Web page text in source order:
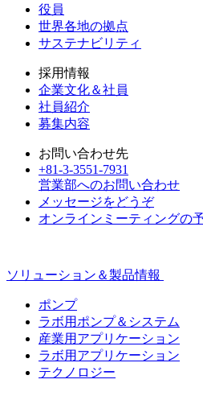
役員
世界各地の拠点
サステナビリティ
採用情報
企業文化＆社員
社員紹介
募集内容
お問い合わせ先
+81-3-3551-7931
営業部へのお問い合わせ
メッセージをどうぞ
オンラインミーティングの
ソリューション＆製品情報
ポンプ
ラボ用ポンプ＆システム
産業用アプリケーション
ラボ用アプリケーション
テクノロジー